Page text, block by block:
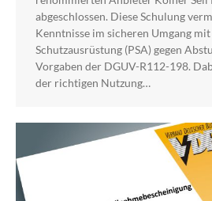
abgeschlossen. Diese Schulung
Kenntnisse im sicheren Umgang
Schutzausrüstung (PSA) gegen
Vorgaben der DGUV-R112-198.
der richtigen Nutzung…